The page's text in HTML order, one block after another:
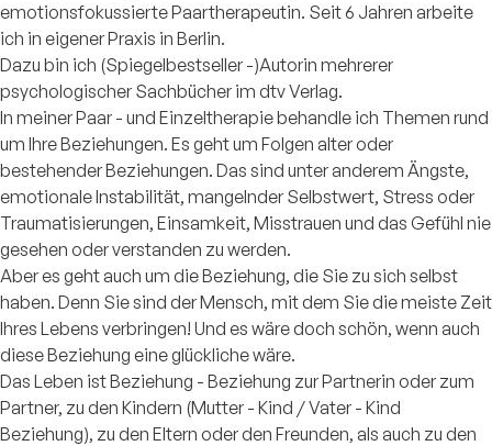
emotionsfokussierte Paartherapeutin. Seit 6 Jahren arbeite
ich in eigener Praxis in Berlin.
Dazu bin ich (Spiegelbestseller -)Autorin mehrerer
psychologischer Sachbücher im dtv Verlag.
In meiner Paar - und Einzeltherapie behandle ich Themen rund
um Ihre Beziehungen. Es geht um Folgen alter oder
bestehender Beziehungen. Das sind unter anderem Ängste,
emotionale Instabilität, mangelnder Selbstwert, Stress oder
Traumatisierungen, Einsamkeit, Misstrauen und das Gefühl nie
gesehen oder verstanden zu werden.
Aber es geht auch um die Beziehung, die Sie zu sich selbst
haben. Denn Sie sind der Mensch, mit dem Sie die meiste Zeit
Ihres Lebens verbringen! Und es wäre doch schön, wenn auch
diese Beziehung eine glückliche wäre.
Das Leben ist Beziehung - Beziehung zur Partnerin oder zum
Partner, zu den Kindern (Mutter - Kind / Vater - Kind
Beziehung), zu den Eltern oder den Freunden, als auch zu den